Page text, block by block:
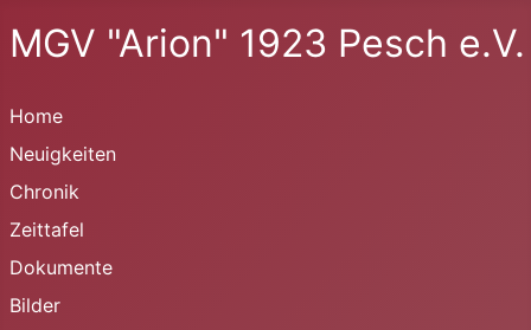
MGV "Arion" 1923 Pesch e.V.
Home
Neuigkeiten
Chronik
Zeittafel
Dokumente
Bilder